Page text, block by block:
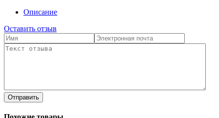
Описание
Оставить отзыв
Отправить